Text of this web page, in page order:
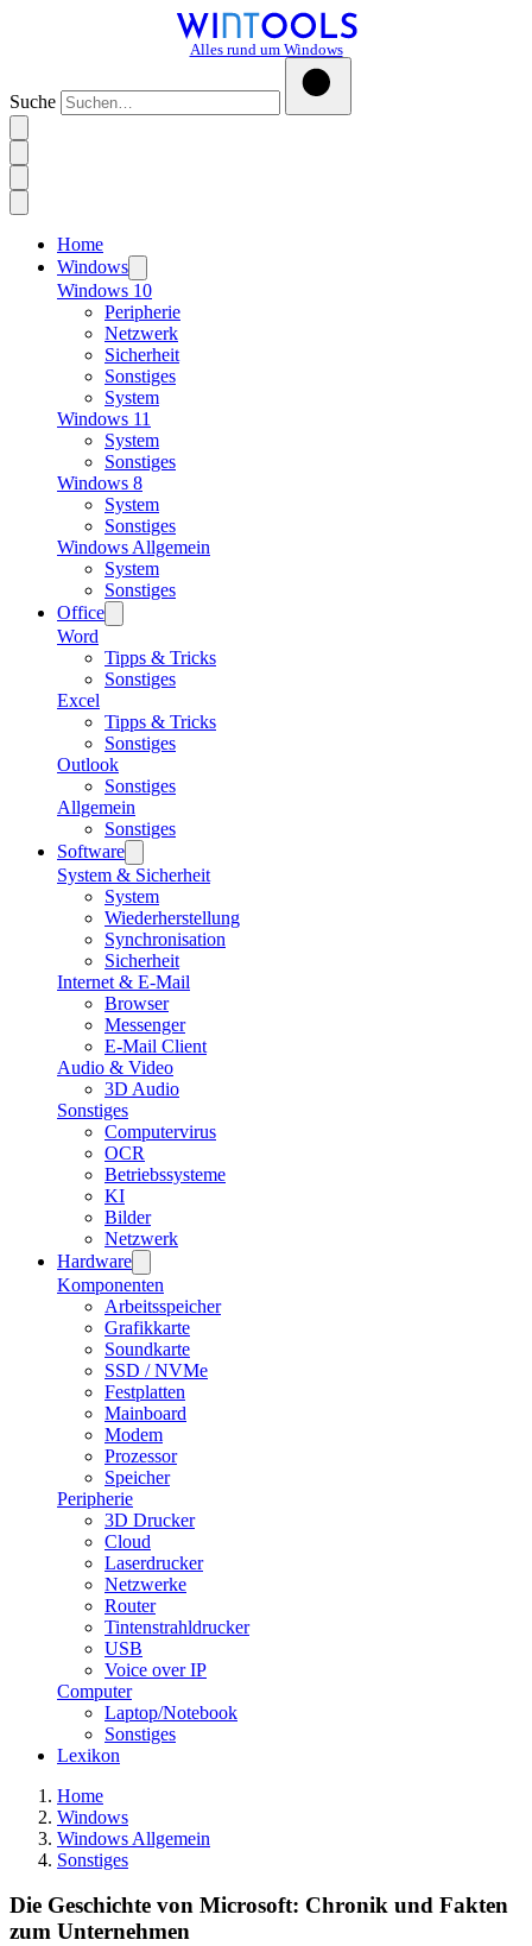
Alles rund um Windows
Suche
Home
Windows
Windows 10
Peripherie
Netzwerk
Sicherheit
Sonstiges
System
Windows 11
System
Sonstiges
Windows 8
System
Sonstiges
Windows Allgemein
System
Sonstiges
Office
Word
Tipps & Tricks
Sonstiges
Excel
Tipps & Tricks
Sonstiges
Outlook
Sonstiges
Allgemein
Sonstiges
Software
System & Sicherheit
System
Wiederherstellung
Synchronisation
Sicherheit
Internet & E-Mail
Browser
Messenger
E-Mail Client
Audio & Video
3D Audio
Sonstiges
Computervirus
OCR
Betriebssysteme
KI
Bilder
Netzwerk
Hardware
Komponenten
Arbeitsspeicher
Grafikkarte
Soundkarte
SSD / NVMe
Festplatten
Mainboard
Modem
Prozessor
Speicher
Peripherie
3D Drucker
Cloud
Laserdrucker
Netzwerke
Router
Tintenstrahldrucker
USB
Voice over IP
Computer
Laptop/Notebook
Sonstiges
Lexikon
Home
Windows
Windows Allgemein
Sonstiges
Die Geschichte von Microsoft: Chronik und Fakten
zum Unternehmen